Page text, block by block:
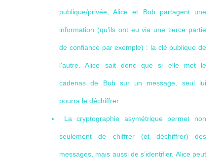
publique/privée, Alice et Bob partagent une
information (qu'ils ont eu via une tierce partie
de confiance par exemple) : la clé publique de
l'autre. Alice sait donc que si elle met le
cadenas de Bob sur un message, seul lui
pourra le déchiffrer
La cryptographie asymétrique permet non
seulement de chiffrer (et déchiffrer) des
messages, mais aussi de s’identifier. Alice peut